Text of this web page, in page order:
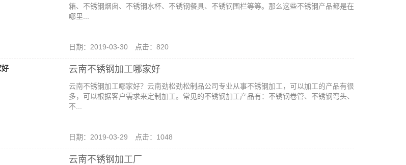
箱、不锈钢烟囱、不锈钢水杯、不锈钢餐具、不锈钢围栏等等。那么这些不锈钢产品都是在
哪里...
日期：2019-03-30 点击：820
云南不锈钢加工哪家好
云南不锈钢加工哪家好？云南劲松劲松制品公司专业从事不锈钢加工，可以加工的产品有很
多，可以根据客户需求来定制加工。常见的不锈钢加工产品有：不锈钢卷管、不锈钢弯头、
不...
日期：2019-03-29 点击：1048
云南不锈钢加工厂